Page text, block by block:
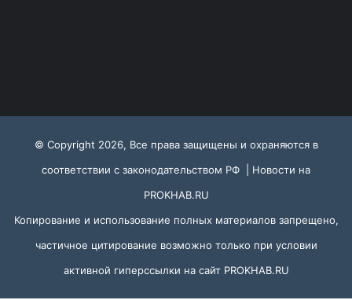
© Copyright 2026, Все права защищены и охраняются в
соответствии с законодательством РФ | Новости на
PROKHAB.RU
Копирование и использование полных материалов запрещено,
частичное цитирование возможно только при условии
активной гиперссылки на сайт PROKHAB.RU